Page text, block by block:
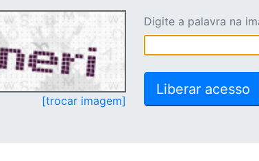
[trocar imagem]
Digite a palavra na